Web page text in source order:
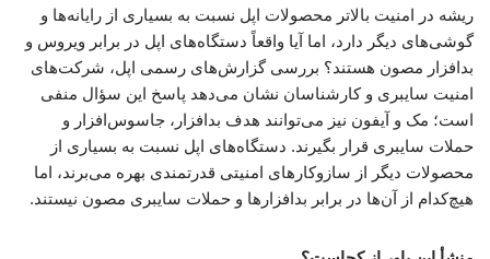
ریشه در امنیت بالاتر محصولات اپل نسبت به بسیاری از رایانه‌ها و
گوشی‌های دیگر دارد، اما آیا واقعاً دستگاه‌های اپل در برابر ویروس و
بدافزار مصون هستند؟ بررسی گزارش‌های رسمی اپل، شرکت‌های
امنیت سایبری و کارشناسان نشان می‌دهد پاسخ این سؤال منفی
است؛ مک و آیفون نیز می‌توانند هدف بدافزار، جاسوس‌افزار و
حملات سایبری قرار بگیرند. دستگاه‌های اپل نسبت به بسیاری از
محصولات دیگر از سازوکارهای امنیتی قدرتمندی بهره می‌برند، اما
هیچ‌کدام از آن‌ها در برابر بدافزارها و حملات سایبری مصون نیستند.